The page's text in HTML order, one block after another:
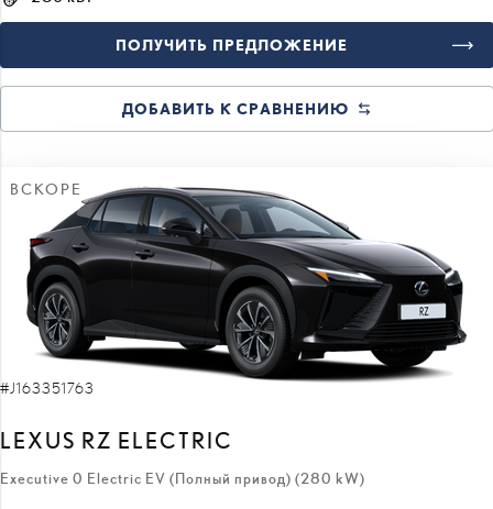
ПОЛУЧИТЬ ПРЕДЛОЖЕНИЕ
ДОБАВИТЬ К СРАВНЕНИЮ
ВСКОРЕ
#J163351763
LEXUS RZ ELECTRIC
Executive 0 Electric EV (Полный привод) (280 kW)